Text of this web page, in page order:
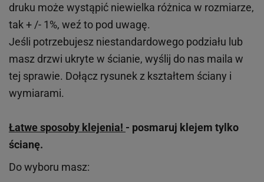
druku może wystąpić niewielka różnica w rozmiarze,
tak + /- 1%, weź to pod uwagę.
Jeśli potrzebujesz niestandardowego podziału lub
masz drzwi ukryte w ścianie, wyślij do nas maila w
tej sprawie. Dołącz rysunek z kształtem ściany i
wymiarami.
Łatwe sposoby klejenia! - posmaruj klejem tylko
ścianę.
Do wyboru masz: